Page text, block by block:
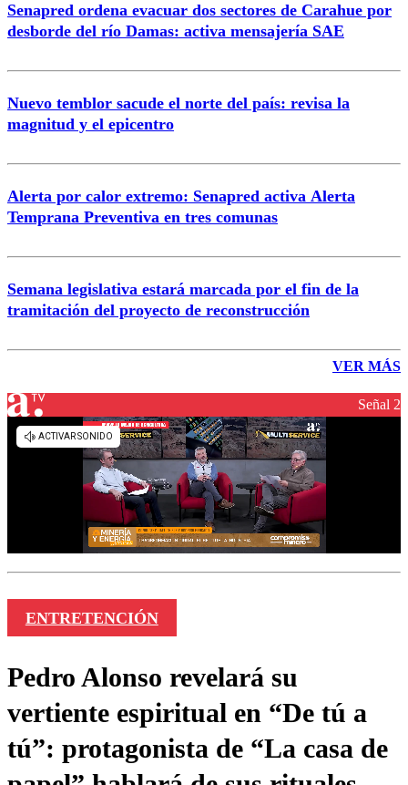
Senapred ordena evacuar dos sectores de Carahue por
desborde del río Damas: activa mensajería SAE
Nuevo temblor sacude el norte del país: revisa la
magnitud y el epicentro
Alerta por calor extremo: Senapred activa Alerta
Temprana Preventiva en tres comunas
Semana legislativa estará marcada por el fin de la
tramitación del proyecto de reconstrucción
VER MÁS
Señal 2
ENTRETENCIÓN
Pedro Alonso revelará su
vertiente espiritual en “De tú a
tú”: protagonista de “La casa de